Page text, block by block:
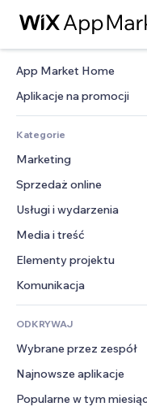
App Market Home
Aplikacje na promocji
Kategorie
Marketing
Reklamy
Smartfon
Analityka
Listy witryn
E-mail
Sprzedaż online
Aplikacje do sklepów
Wysyłka i dostawa
Przyciski sprzedaży
Rachunkowość
Kupony i lojalność
Rozwiązania dla
magazynowania
Dropshipping
Usługi i wydarzenia
Hotele
Wydarzenia
Restauracje
Nieruchomości
Rezerwacje
Media i treść
Galeria
Muzyka
Podkasty
Fotografia
Film
PDF
Udostępnianie plików
Elementy projektu
Mapy i nawigacja
Prywatność i
Zegar
Szablony stron
Efekty obrazu
Przyciski i menu
Formularze
Ankiety
Czat
Komentarze
ODKRYWAJ
Wybrane przez zespół
Najnowsze aplikacje
Popularne w tym